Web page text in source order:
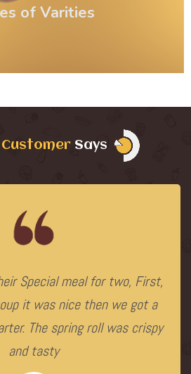
of Varities
CustomerSays
Special meal for two, First,
it was nice then we got a
The spring roll was crispy
and tasty